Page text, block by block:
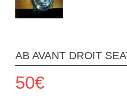
AB AVANT DROIT
50€